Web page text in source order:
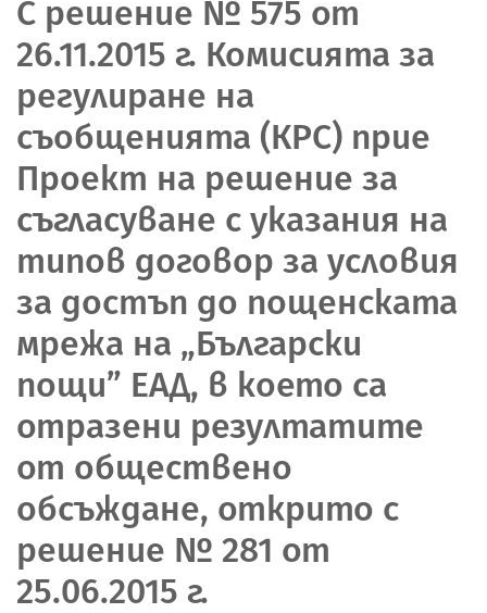
С решение № 575 от
26.11.2015 г. Комисията за
регулиране на
съобщенията (КРС) прие
Проект на решение за
съгласуване с указания на
типов договор за условия
за достъп до пощенската
мрежа на „Български
пощи” ЕАД, в което са
отразени резултатите
от обществено
обсъждане, открито с
решение № 281 от
25.06.2015 г.